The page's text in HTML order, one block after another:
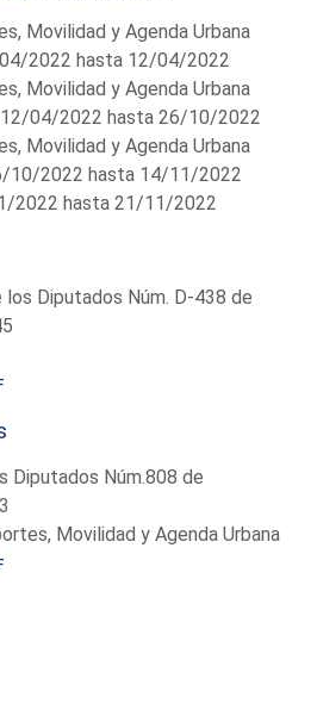
Movilidad y Agenda Urbana
2022 hasta 12/04/2022
Movilidad y Agenda Urbana
04/2022 hasta 26/10/2022
Movilidad y Agenda Urbana
10/2022 hasta 14/11/2022
2022 hasta 21/11/2022
los Diputados Núm. D-438 de
Diputados Núm.808 de
Movilidad y Agenda Urbana